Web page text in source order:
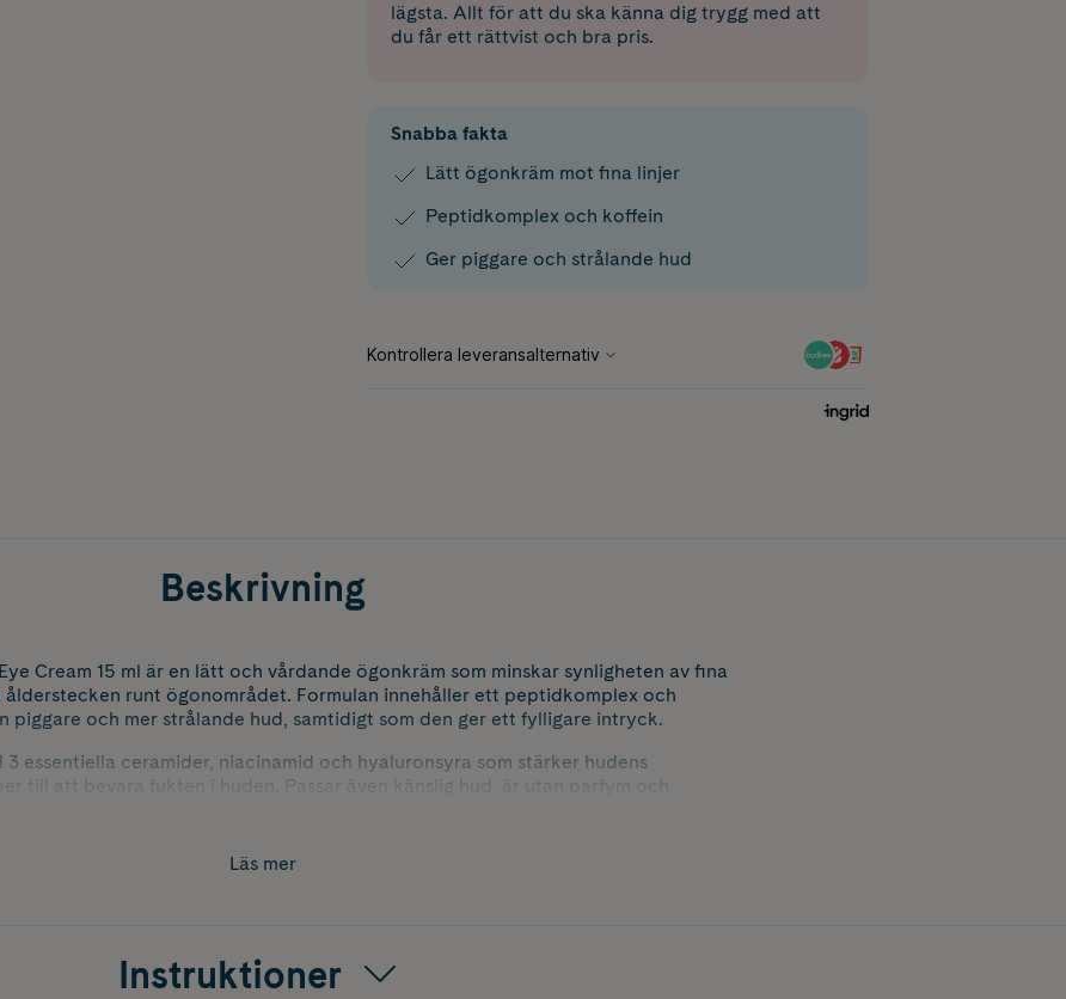
lägsta. Allt för att du ska känna dig trygg med att
du får ett rättvist och bra pris.
Snabba fakta
Lätt ögonkräm mot fina linjer
Peptidkomplex och koffein
Ger piggare och strålande hud
Beskrivning
Cream 15 ml är en lätt och vårdande ögonkräm som minskar synligheten av fina
runt ögonområdet. Formulan innehåller ett peptidkomplex och
piggare och mer strålande hud, samtidigt som den ger ett fylligare intryck.
essentiella ceramider, niacinamid och hyaluronsyra som stärker hudens
till att bevara fukten i huden. Passar även känslig hud, är utan parfym och
Läs mer
Instruktioner